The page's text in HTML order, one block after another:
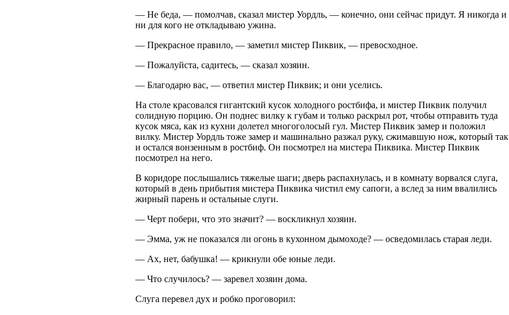
— Не беда, — помолчав, сказал мистер Уордль, — конечно, они сейчас придут. Я никогда и
ни для кого не откладываю ужина.
— Прекрасное правило, — заметил мистер Пиквик, — превосходное.
— Пожалуйста, садитесь, — сказал хозяин.
— Благодарю вас, — ответил мистер Пиквик; и они уселись.
На столе красовался гигантский кусок холодного ростбифа, и мистер Пиквик получил
солидную порцию. Он поднес вилку к губам и только раскрыл рот, чтобы отправить туда
кусок мяса, как из кухни долетел многоголосый гул. Мистер Пиквик замер и положил
вилку. Мистер Уордль тоже замер и машинально разжал руку, сжимавшую нож, который так
и остался вонзенным в ростбиф. Он посмотрел на мистера Пиквика. Мистер Пиквик
посмотрел на него.
В коридоре послышались тяжелые шаги; дверь распахнулась, и в комнату ворвался слуга,
который в день прибытия мистера Пиквика чистил ему сапоги, а вслед за ним ввалились
жирный парень и остальные слуги.
— Черт побери, что это значит? — воскликнул хозяин.
— Эмма, уж не показался ли огонь в кухонном дымоходе? — осведомилась старая леди.
— Ах, нет, бабушка! — крикнули обе юные леди.
— Что случилось? — заревел хозяин дома.
Слуга перевел дух и робко проговорил: